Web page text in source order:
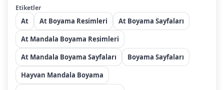
Etiketler
At At Boyama Resimleri
At Boyama Sayfaları
At Mandala Boyama Resimleri
At Mandala Boyama Sayfaları
Boyama Sayfaları
Hayvan Mandala Boyama